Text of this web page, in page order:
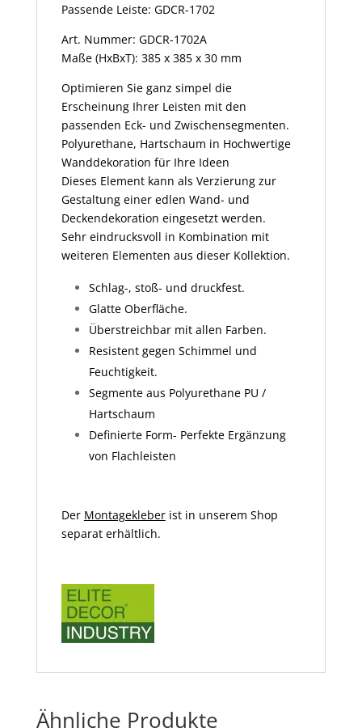
Passende Leiste: GDCR-1702
Art. Nummer: GDCR-1702A
Maße (HxBxT): 385 x 385 x 30 mm
Optimieren Sie ganz simpel die
Erscheinung Ihrer Leisten mit den
passenden Eck- und Zwischensegmenten.
Polyurethane, Hartschaum in Hochwertige
Wanddekoration für Ihre Ideen
Dieses Element kann als Verzierung zur
Gestaltung einer edlen Wand- und
Deckendekoration eingesetzt werden.
Sehr eindrucksvoll in Kombination mit
weiteren Elementen aus dieser Kollektion.
Schlag-, stoß- und druckfest.
Glatte Oberfläche.
Überstreichbar mit allen Farben.
Resistent gegen Schimmel und
Feuchtigkeit.
Segmente aus Polyurethane PU /
Hartschaum
Definierte Form- Perfekte Ergänzung
von Flachleisten
Der Montagekleber ist in unserem Shop
separat erhältlich.
Ähnliche Produkte